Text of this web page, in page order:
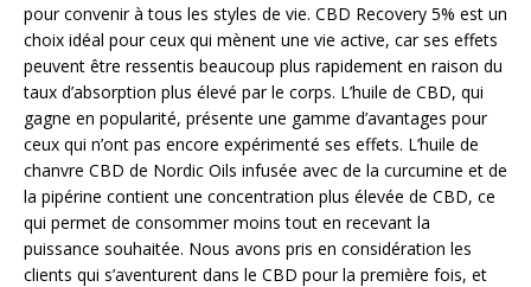
pour convenir à tous les styles de vie. CBD Recovery 5% est un
choix idéal pour ceux qui mènent une vie active, car ses effets
peuvent être ressentis beaucoup plus rapidement en raison du
taux d’absorption plus élevé par le corps. L’huile de CBD, qui
gagne en popularité, présente une gamme d’avantages pour
ceux qui n’ont pas encore expérimenté ses effets. L’huile de
chanvre CBD de Nordic Oils infusée avec de la curcumine et de
la pipérine contient une concentration plus élevée de CBD, ce
qui permet de consommer moins tout en recevant la
puissance souhaitée. Nous avons pris en considération les
clients qui s’aventurent dans le CBD pour la première fois, et